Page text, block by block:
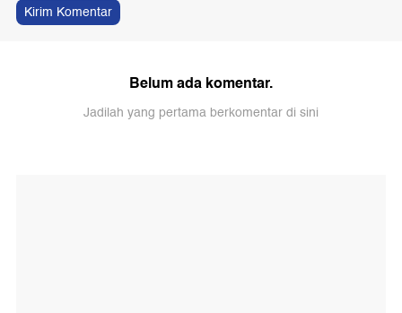
Kirim Komentar
Belum ada komentar.
Jadilah yang pertama berkomentar di sini